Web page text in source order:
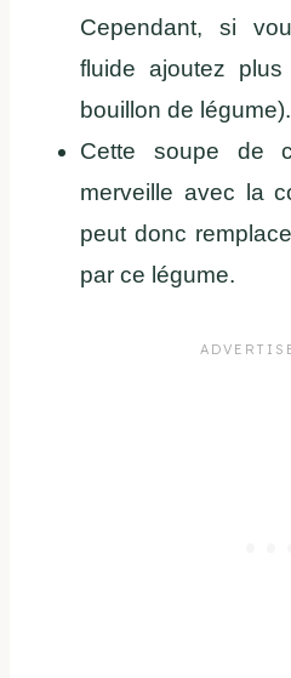
Cependant, si
fluide ajoutez
bouillon de légume).
Cette soupe de
merveille avec la
peut donc
par ce légume.